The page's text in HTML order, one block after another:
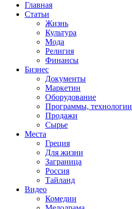
Главная
Статьи
Жизнь
Культура
Мода
Религия
Финансы
Бизнес
Документы
Маркетин
Оборудование
Программы, технологии
Продажи
Сырье
Места
Греция
Для жизни
Заграница
Россия
Тайланд
Видео
Комедии